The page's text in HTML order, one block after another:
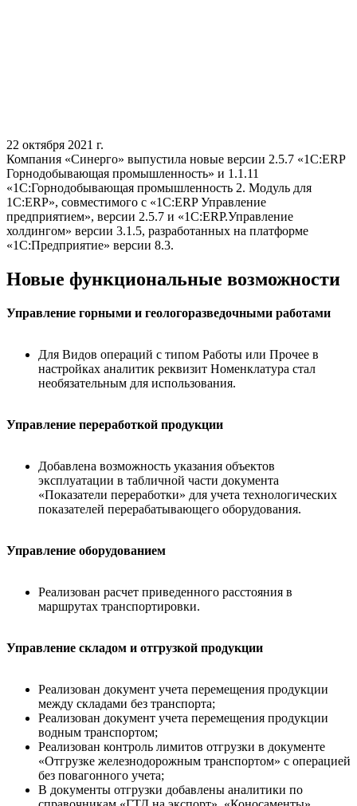
22 октября 2021 г.
Компания «Синерго» выпустила новые версии 2.5.7 «1С:ERP
Горнодобывающая промышленность» и 1.1.11
«1С:Горнодобывающая промышленность 2. Модуль для
1С:ERP», совместимого с «1С:ERP Управление
предприятием», версии 2.5.7 и «1С:ERP.Управление
холдингом» версии 3.1.5, разработанных на платформе
«1С:Предприятие» версии 8.3.
Новые функциональные возможности
Управление горными и геологоразведочными работами
Для Видов операций с типом Работы или Прочее в
настройках аналитик реквизит Номенклатура стал
необязательным для использования.
Управление переработкой продукции
Добавлена возможность указания объектов
эксплуатации в табличной части документа
«Показатели переработки» для учета технологических
показателей перерабатывающего оборудования.
Управление оборудованием
Реализован расчет приведенного расстояния в
маршрутах транспортировки.
Управление складом и отгрузкой продукции
Реализован документ учета перемещения продукции
между складами без транспорта;
Реализован документ учета перемещения продукции
водным транспортом;
Реализован контроль лимитов отгрузки в документе
«Отгрузке железнодорожным транспортом» с операцией
без повагонного учета;
В документы отгрузки добавлены аналитики по